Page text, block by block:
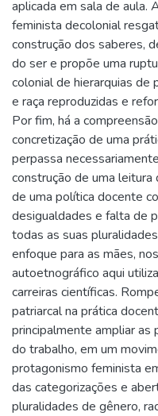
aplicada em sala de aula.
feminista decolonial
construção dos saberes,
do ser e propõe uma
colonial de hierarquias de
e raça reproduzidas e
Por fim, há a
concretização de uma
perpassa
construção de uma
de uma política docente
desigualdades e falta de
todas as suas
enfoque para as mães,
autoetnográfico aqui
carreiras científicas.
patriarcal na prática
principalmente ampliar as
do trabalho, em um
protagonismo feminista
das categorizações e
pluralidades de gênero,